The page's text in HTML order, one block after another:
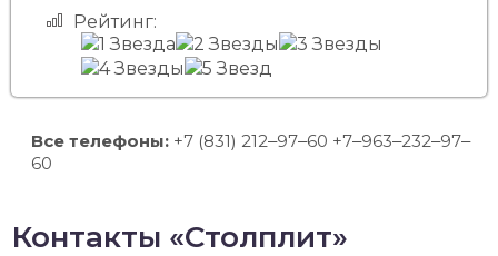
Рейтинг:
Все телефоны: +7 (831) 212‒97‒60 +7‒963‒232‒97‒
60
Контакты «Столплит»